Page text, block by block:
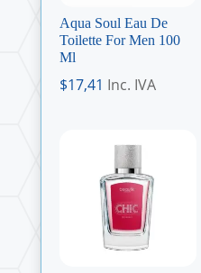
Aqua Soul Eau De
Toilette For Men 100
Ml
$17,41 Inc. IVA